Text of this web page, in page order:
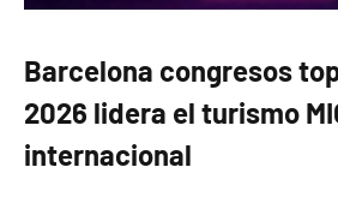
Barcelona congresos
2026 lidera el turismo
internacional